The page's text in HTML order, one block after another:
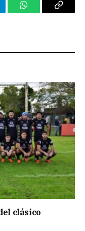
WhatsAppCopy
clásico